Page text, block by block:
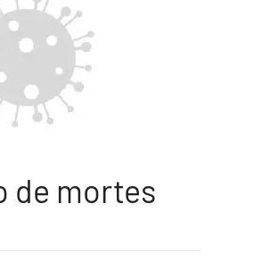
de mortes